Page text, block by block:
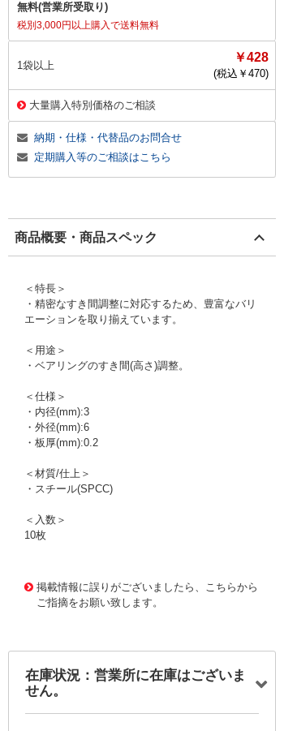
無料(営業所受取り)
税別3,000円以上購入で送料無料
1袋以上
￥428
(税込￥ 470)
大量購入特別価格のご相談
納期・仕様・代替品のお問合せ
定期購入等のご相談はこちら
商品概要・商品スペック
＜特長＞
・精密なすき間調整に対応するため、豊富なバリ
エーションを取り揃えています。
＜用途＞
・ベアリングのすき間(高さ)調整。
＜仕様＞
・内径(mm):3
・外径(mm):6
・板厚(mm):0.2
＜材質/仕上＞
・スチール(SPCC)
＜入数＞
10枚
掲載情報に誤りがございましたら、こちらから
ご指摘をお願い致します。
在庫状況：営業所に在庫はございま
せん。